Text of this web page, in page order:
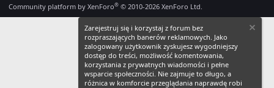
Community platform by XenForo® © 2010-2026 XenForo Ltd.
Zarejestruj się i korzystaj z forum bez
rozpraszających banerów reklamowych. Jako
zalogowany użytkownik zyskujesz wygodniejszy
dostęp do treści, możliwość komentowania,
korzystania z prywatnych wiadomości i pełne
wsparcie społeczności. Nie zajmuje to długo, a
różnica w komforcie przeglądania naprawdę robi